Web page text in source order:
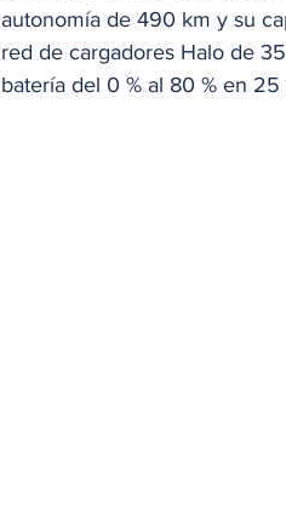
autonomía de 490 km y su
red de cargadores Halo de
batería del 0 % al 80 % en 25